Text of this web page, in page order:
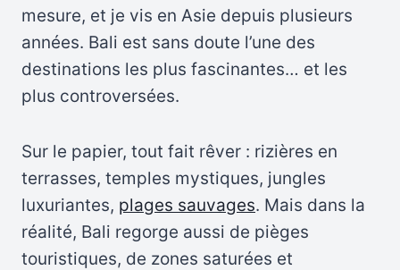
mesure, et je vis en Asie depuis plusieurs
années. Bali est sans doute l’une des
destinations les plus fascinantes… et les
plus controversées.
Sur le papier, tout fait rêver : rizières en
terrasses, temples mystiques, jungles
luxuriantes, plages sauvages. Mais dans la
réalité, Bali regorge aussi de pièges
touristiques, de zones saturées et